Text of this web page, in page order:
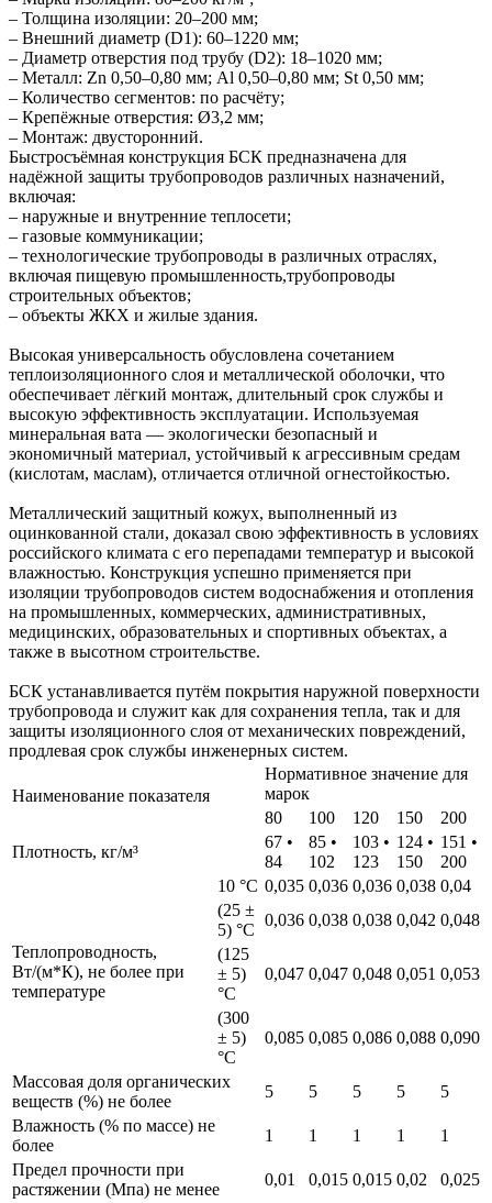
– Толщина изоляции: 20–200 мм;
– Внешний диаметр (D1): 60–1220 мм;
– Диаметр отверстия под трубу (D2): 18–1020 мм;
– Металл: Zn 0,50–0,80 мм; Al 0,50–0,80 мм; St 0,50 мм;
– Количество сегментов: по расчёту;
– Крепёжные отверстия: Ø3,2 мм;
– Монтаж: двусторонний.
Быстросъёмная конструкция БСК предназначена для
надёжной защиты трубопроводов различных назначений,
включая:
– наружные и внутренние теплосети;
– газовые коммуникации;
– технологические трубопроводы в различных отраслях,
включая пищевую промышленность,трубопроводы
строительных объектов;
– объекты ЖКХ и жилые здания.
Высокая универсальность обусловлена сочетанием
теплоизоляционного слоя и металлической оболочки, что
обеспечивает лёгкий монтаж, длительный срок службы и
высокую эффективность эксплуатации. Используемая
минеральная вата — экологически безопасный и
экономичный материал, устойчивый к агрессивным средам
(кислотам, маслам), отличается отличной огнестойкостью.
Металлический защитный кожух, выполненный из
оцинкованной стали, доказал свою эффективность в условиях
российского климата с его перепадами температур и высокой
влажностью. Конструкция успешно применяется при
изоляции трубопроводов систем водоснабжения и отопления
на промышленных, коммерческих, административных,
медицинских, образовательных и спортивных объектах, а
также в высотном строительстве.
БСК устанавливается путём покрытия наружной поверхности
трубопровода и служит как для сохранения тепла, так и для
защиты изоляционного слоя от механических повреждений,
продлевая срок службы инженерных систем.
Наименование показателя
Нормативное значение для
марок
80
100 120 150
200
Плотность, кг/м³
67 •
84
85 •
102
103 •
123
124 •
150
151 •
200
Теплопроводность,
Вт/(м*К), не более при
температуре
10 °С 0,035 0,036 0,036 0,038 0,04
(25 ±
5) °С
0,036 0,038 0,038 0,042 0,048
(125
± 5)
°С
0,047 0,047 0,048 0,051 0,053
(300
± 5)
°С
0,085 0,085 0,086 0,088 0,090
Массовая доля органических
веществ (%) не более
5 5 5 5
5
Влажность (% по массе) не
более
1 1 1 1
1
Предел прочности при
растяжении (Мпа) не менее
0,01 0,015 0,015 0,02
0,025